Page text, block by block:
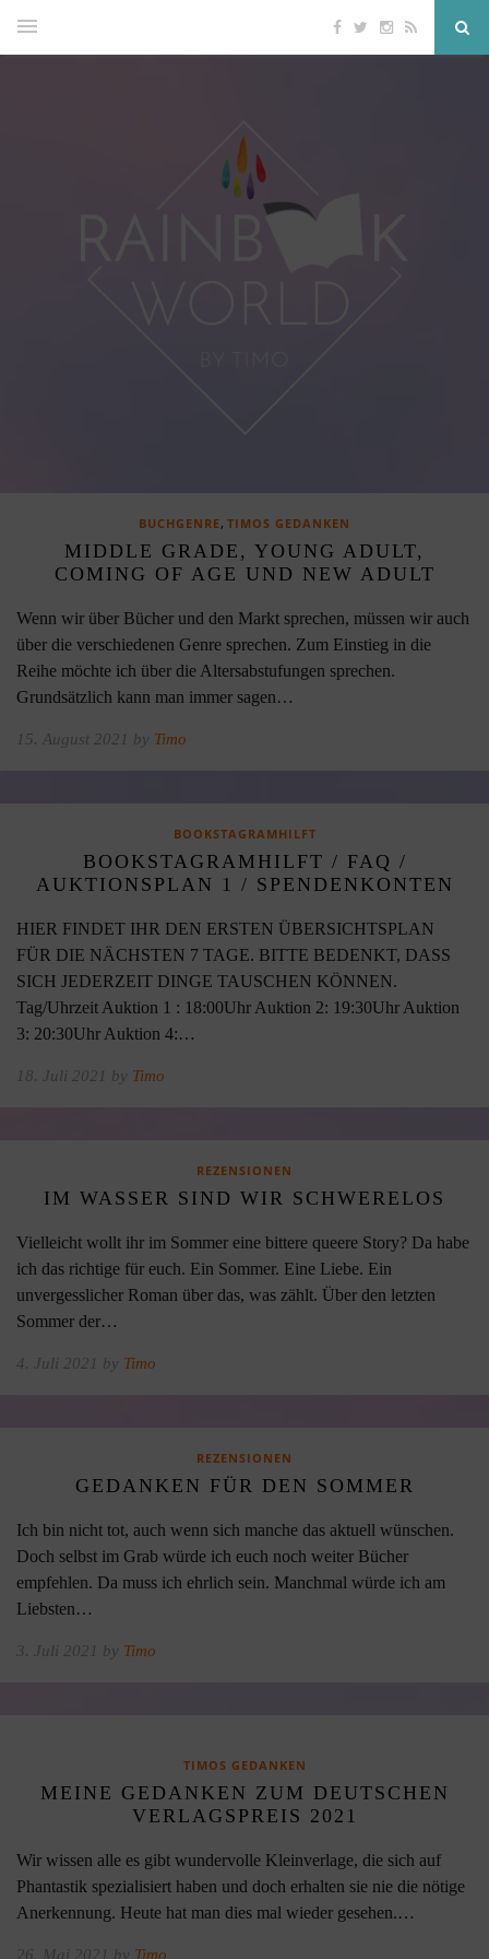
BUCHGENRE, TIMOS GEDANKEN
MIDDLE GRADE, YOUNG ADULT,
COMING OF AGE UND NEW ADULT
Wenn wir über Bücher und den Markt sprechen, müssen wir auch
über die verschiedenen Genre sprechen. Zum Einstieg in die
Reihe möchte ich über die Altersabstufungen sprechen.
Grundsätzlich kann man immer sagen…
15. August 2021 by Timo
BOOKSTAGRAMHILFT
BOOKSTAGRAMHILFT / FAQ /
AUKTIONSPLAN 1 / SPENDENKONTEN
HIER FINDET IHR DEN ERSTEN ÜBERSICHTSPLAN
FÜR DIE NÄCHSTEN 7 TAGE. BITTE BEDENKT, DASS
SICH JEDERZEIT DINGE TAUSCHEN KÖNNEN.
Tag/Uhrzeit Auktion 1 : 18:00Uhr Auktion 2: 19:30Uhr Auktion
3: 20:30Uhr Auktion 4:…
18. Juli 2021 by Timo
REZENSIONEN
IM WASSER SIND WIR SCHWERELOS
Vielleicht wollt ihr im Sommer eine bittere queere Story? Da habe
ich das richtige für euch. Ein Sommer. Eine Liebe. Ein
unvergesslicher Roman über das, was zählt. Über den letzten
Sommer der…
4. Juli 2021 by Timo
REZENSIONEN
GEDANKEN FÜR DEN SOMMER
Ich bin nicht tot, auch wenn sich manche das aktuell wünschen.
Doch selbst im Grab würde ich euch noch weiter Bücher
empfehlen. Da muss ich ehrlich sein. Manchmal würde ich am
Liebsten…
3. Juli 2021 by Timo
TIMOS GEDANKEN
MEINE GEDANKEN ZUM DEUTSCHEN
VERLAGSPREIS 2021
Wir wissen alle es gibt wundervolle Kleinverlage, die sich auf
Phantastik spezialisiert haben und doch erhalten sie nie die nötige
Anerkennung. Heute hat man dies mal wieder gesehen.…
26. Mai 2021 by Timo